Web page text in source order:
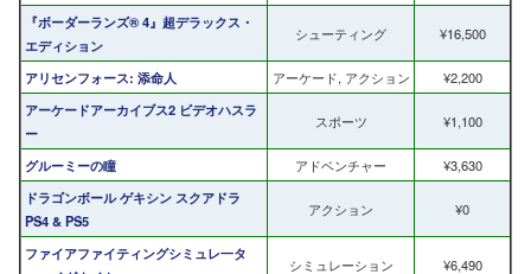
『ボーダーランズ® 4』超デラックス・
エディション
シューティング ¥16,500
アリセンフォース: 添命人 アーケード, アクション
¥2,200
アーケードアーカイブス2 ビデオハスラ
ー
スポーツ ¥1,100
グルーミーの瞳 アドベンチャー
¥3,630
ドラゴンボール ゲキシン スクアドラ
PS4 & PS5
アクション ¥0
ファイアファイティングシミュレ一タ
シミュレーション ¥6,490